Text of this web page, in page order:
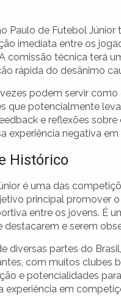
Paulo de Futebol
imediata entre os
comissão técnica terá
rápida do desânimo
podem servir
que potencialmente
e reflexões
experiência negativa
Histórico
é uma das
principal promover
entre os jovens. É
e serem
diversas partes do
com muitos clubes
e potencialidades
experiência em